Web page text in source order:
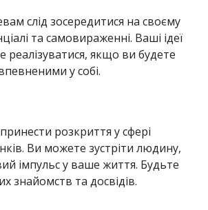
слід зосередитися на своєму
та самовираженні. Ваші ідеї
реалізуватися, якщо ви будете
у собі.
розкриття у сфері
Ви можете зустріти людину,
імпульс у ваше життя. Будьте
знайомств та досвідів.